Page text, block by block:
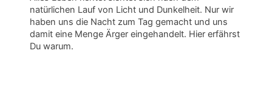
natürlichen Lauf von Licht und Dunkelheit. Nur wir
haben uns die Nacht zum Tag gemacht und uns
damit eine Menge Ärger eingehandelt. Hier erfährst
Du warum.